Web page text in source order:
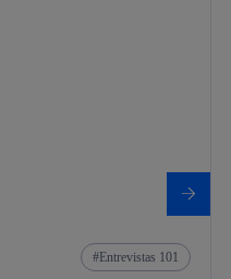
Entrevistas 101